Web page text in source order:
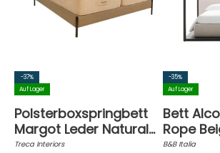
-37%
Auf Lager
Polsterboxspringbett
Margot Leder Naturale
Kit Beige Grau Füße
Treca Interiors
-35%
Auf Lager
Bett
Rope
Naht
B&B Italia